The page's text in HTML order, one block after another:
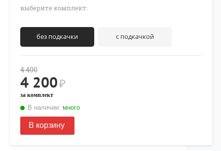
выберите комплект:
без подкачки с подкачкой
4 400
4 200₽
за комплект
В наличии: много
В корзину